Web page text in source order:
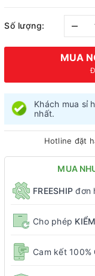
Số lượng: –
MUA
Khách mua sỉ
nhất.
Hotline đặt
MUA
FREESHIP đơn
Cho phép
Cam kết 100%